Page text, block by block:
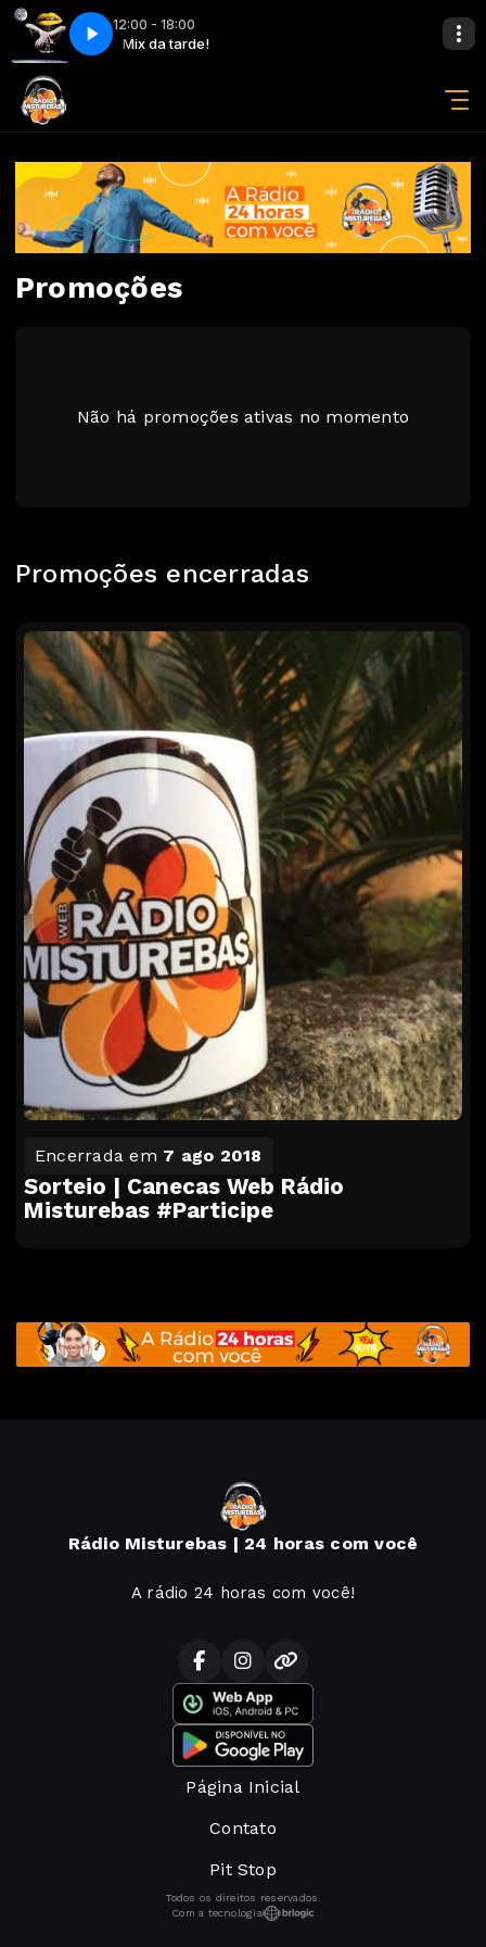
12:00 - 18:00
Mix da tarde!
- Clean BanditI Miss You (feat. Julia Michaels) - Clean Bandit
Promoções
Não há promoções ativas no momento
Promoções encerradas
Encerrada em 7 ago 2018
Sorteio | Canecas Web Rádio
Misturebas #Participe
Rádio Misturebas | 24 horas com você
A rádio 24 horas com você!
Página Inicial
Contato
Pit Stop
Todos os direitos reservados.
Com a tecnologia